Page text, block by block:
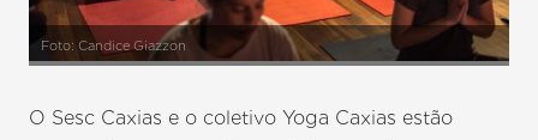
Foto: Candice Giazzon
O Sesc Caxias e o coletivo Yoga Caxias estão